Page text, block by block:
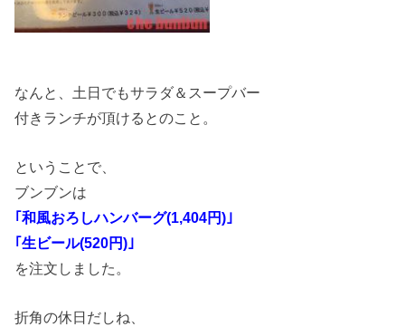
なんと、土日でもサラダ＆スープバー
付きランチが頂けるとのこと。
ということで、
ブンブンは
｢和風おろしハンバーグ(1,404円)｣
｢生ビール(520円)｣
を注文しました。
折角の休日だしね、